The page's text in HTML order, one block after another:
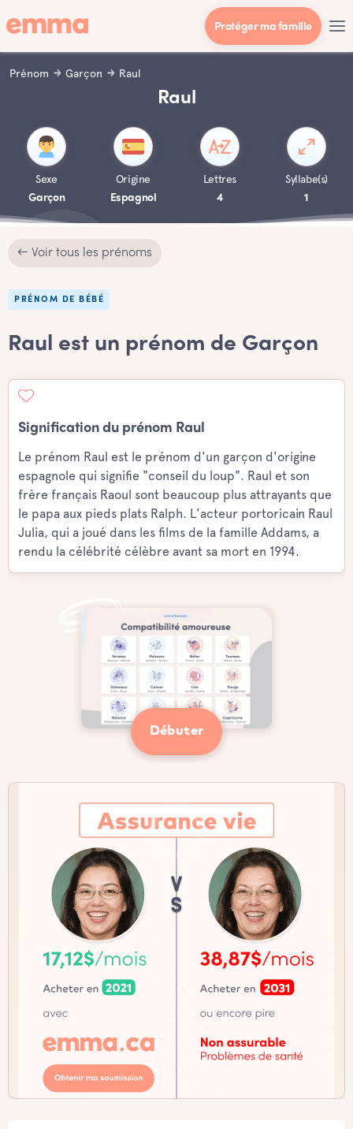
Protéger ma famille
Prénom Garçon Raul
Raul
Sexe
Garçon
Origine
Espagnol
Lettres
4
Syllabe(s)
1
← Voir tous les prénoms
PRÉNOM DE BÉBÉ
Raul est un prénom de Garçon
Signification du prénom Raul
Le prénom Raul est le prénom d'un garçon d'origine
espagnole qui signifie "conseil du loup". Raul et son
frère français Raoul sont beaucoup plus attrayants que
le papa aux pieds plats Ralph. L'acteur portoricain Raul
Julia, qui a joué dans les films de la famille Addams, a
rendu la célébrité célèbre avant sa mort en 1994.
Débuter